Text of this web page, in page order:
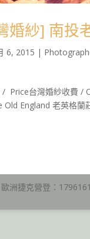
婚紗] 南投
6, 2015 |
/ Price台灣婚紗收費
England 老英格
洲捷克營登：